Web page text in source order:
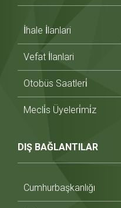
İhale İlanlari
Vefat İlanlari
Otobüs Saatleri̇
Mecli̇s Üyeleri̇mi̇z
DIŞ BAĞLANTILAR
Cumhurbaşkanlığı